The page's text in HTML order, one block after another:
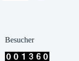
Besucher